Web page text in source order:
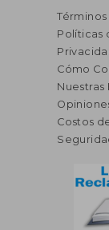
Políticas
Cómo
Nuestras
Costos